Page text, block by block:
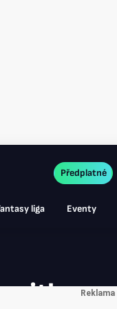
liga Eventy
Předplatné